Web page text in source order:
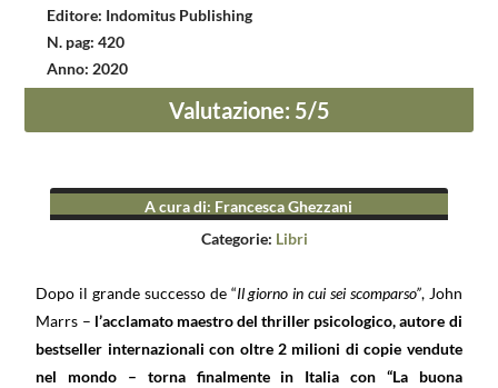
Editore: Indomitus Publishing
N. pag:420
Anno:2020
Valutazione: 5/5
A cura di: Francesca Ghezzani
Categorie: Libri
Dopo il grande successo de “Il giorno in cui sei scomparso”, John
Marrs – l’acclamato maestro del thriller psicologico, autore di
bestseller internazionali con oltre 2 milioni di copie vendute
nel mondo – torna finalmente in Italia con “La buona